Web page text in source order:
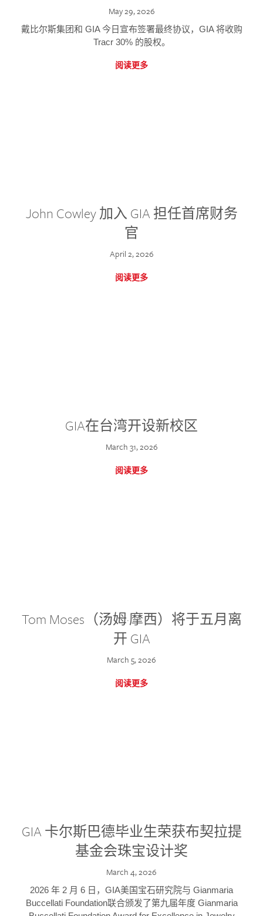
May 29, 2026
戴比尔斯集团和 GIA 今日宣布签署最终协议，GIA 将收购
Tracr 30% 的股权。
阅读更多
John Cowley 加入 GIA 担任首席财务
官
April 2, 2026
阅读更多
GIA在台湾开设新校区
March 31, 2026
阅读更多
Tom Moses（汤姆·摩西）将于五月离
开 GIA
March 5, 2026
阅读更多
GIA 卡尔斯巴德毕业生荣获布契拉提
基金会珠宝设计奖
March 4, 2026
2026 年 2 月 6 日，GIA美国宝石研究院与 Gianmaria
Buccellati Foundation联合颁发了第九届年度 Gianmaria